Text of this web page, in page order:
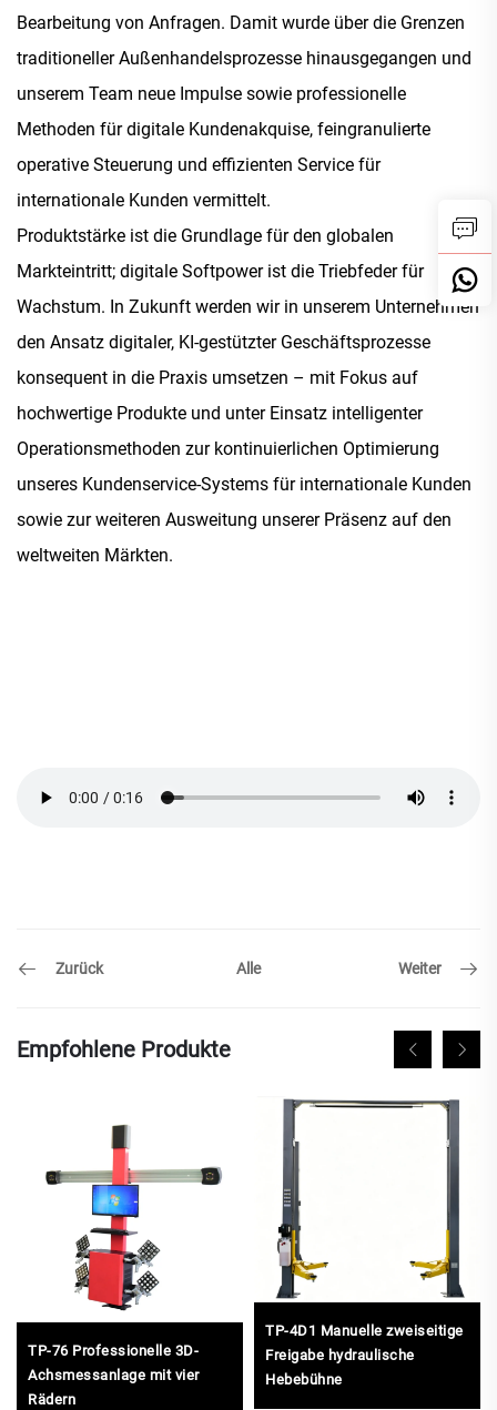
Bearbeitung von Anfragen. Damit wurde über die Grenzen
traditioneller Außenhandelsprozesse hinausgegangen und
unserem Team neue Impulse sowie professionelle
Methoden für digitale Kundenakquise, feingranulierte
operative Steuerung und effizienten Service für
internationale Kunden vermittelt.
Produktstärke ist die Grundlage für den globalen
Markteintritt; digitale Softpower ist die Triebfeder für
Wachstum. In Zukunft werden wir in unserem Unternehmen
den Ansatz digitaler, KI-gestützter Geschäftsprozesse
konsequent in die Praxis umsetzen – mit Fokus auf
hochwertige Produkte und unter Einsatz intelligenter
Operationsmethoden zur kontinuierlichen Optimierung
unseres Kundenservice-Systems für internationale Kunden
sowie zur weiteren Ausweitung unserer Präsenz auf den
weltweiten Märkten.
Zurück Alle Weiter
Empfohlene Produkte
TP-76 Professionelle 3D-
Achsmessanlage mit vier
Rädern
TP-4D1 Manuelle zweiseitige
Freigabe hydraulische
Hebebühne